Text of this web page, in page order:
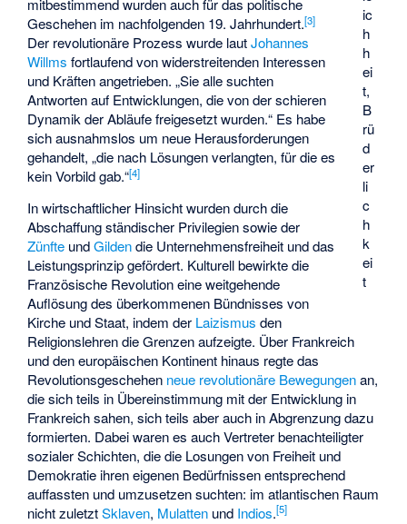
ic
h
h
ei
t,
B
rü
d
er
li
c
h
k
ei
t
mitbestimmend wurden auch für das politische
Geschehen im nachfolgenden 19. Jahrhundert.[3]
Der revolutionäre Prozess wurde lautJohannes
Willms fortlaufend von widerstreitenden Interessen
und Kräften angetrieben. „Sie alle suchten
Antworten auf Entwicklungen, die von der schieren
Dynamik der Abläufe freigesetzt wurden.“ Es habe
sich ausnahmslos um neue Herausforderungen
gehandelt, „die nach Lösungen verlangten, für die es
kein Vorbild gab.“[4]
In wirtschaftlicher Hinsicht wurden durch die
Abschaffung ständischer Privilegien sowie der
Zünfte undGildendie Unternehmensfreiheit und das
Leistungsprinzip gefördert. Kulturell bewirkte die
Französische Revolution eine weitgehende
Auflösung des überkommenen Bündnisses von
Kirche und Staat, indem der Laizismus den
Religionslehren die Grenzen aufzeigte. Über Frankreich
und den europäischen Kontinent hinaus regte das
Revolutionsgeschehen neue revolutionäre Bewegungenan,
die sich teils in Übereinstimmung mit der Entwicklung in
Frankreich sahen, sich teils aber auch in Abgrenzung dazu
formierten. Dabei waren es auch Vertreter benachteiligter
sozialer Schichten, die die Losungen von Freiheit und
Demokratie ihren eigenen Bedürfnissen entsprechend
auffassten und umzusetzen suchten: im atlantischen Raum
nicht zuletztSklaven, Mulatten und Indios.[5]